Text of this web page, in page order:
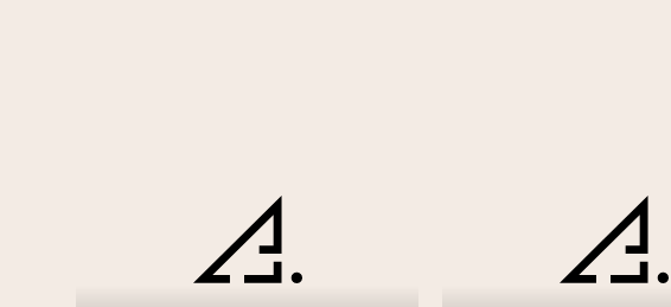
Analyse en profondeur des installations CVS
Recherche de variantes globalement moins
Intégration des coûts d’exploitations